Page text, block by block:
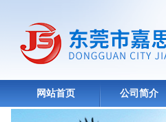
网站首页 公司简介